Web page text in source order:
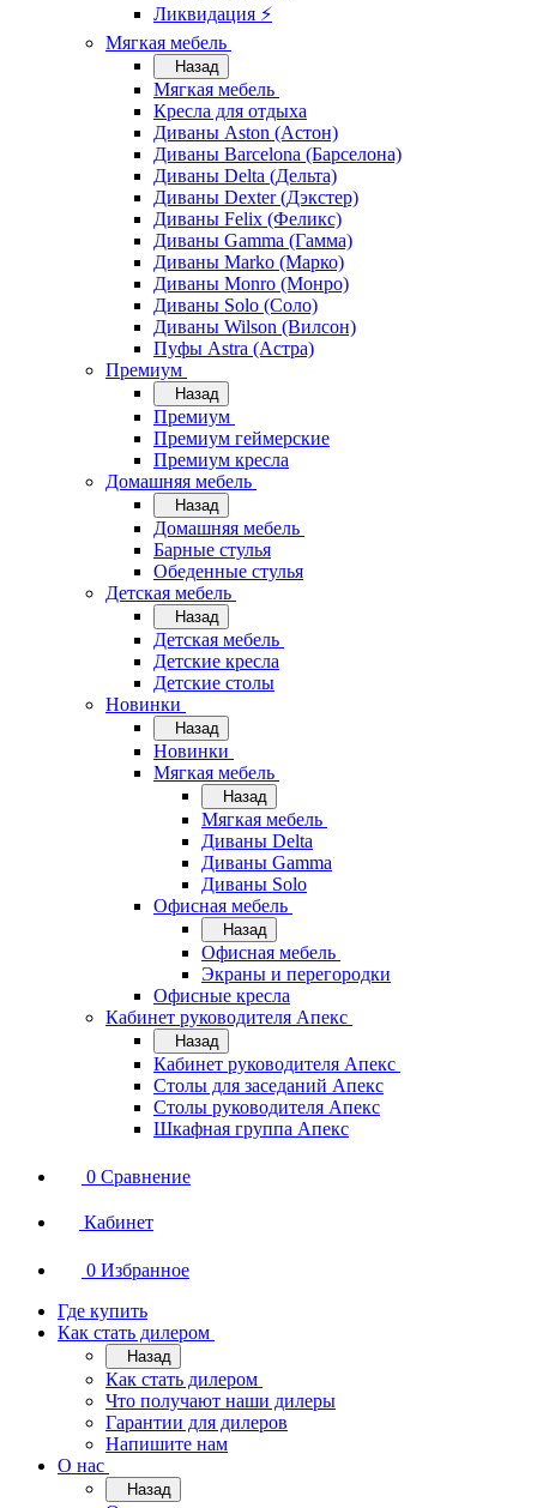
Ликвидация ⚡
Мягкая мебель
Назад
Мягкая мебель
Кресла для отдыха
Диваны Aston (Астон)
Диваны Barcelona (Барселона)
Диваны Delta (Дельта)
Диваны Dexter (Дэкстер)
Диваны Felix (Феликс)
Диваны Gamma (Гамма)
Диваны Marko (Марко)
Диваны Monro (Монро)
Диваны Solo (Соло)
Диваны Wilson (Вилсон)
Пуфы Astra (Астра)
Премиум
Назад
Премиум
Премиум геймерские
Премиум кресла
Домашняя мебель
Назад
Домашняя мебель
Барные стулья
Обеденные стулья
Детская мебель
Назад
Детская мебель
Детские кресла
Детские столы
Новинки
Назад
Новинки
Мягкая мебель
Назад
Мягкая мебель
Диваны Delta
Диваны Gamma
Диваны Solo
Офисная мебель
Назад
Офисная мебель
Экраны и перегородки
Офисные кресла
Кабинет руководителя Апекс
Назад
Кабинет руководителя Апекс
Столы для заседаний Апекс
Столы руководителя Апекс
Шкафная группа Апекс
0 Сравнение
Кабинет
0 Избранное
Где купить
Как стать дилером
Назад
Как стать дилером
Что получают наши дилеры
Гарантии для дилеров
Напишите нам
О нас
Назад